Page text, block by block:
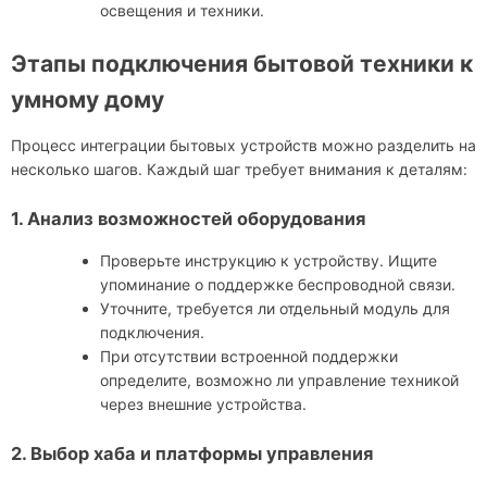
освещения и техники.
Этапы подключения бытовой техники к
умному дому
Процесс интеграции бытовых устройств можно разделить на
несколько шагов. Каждый шаг требует внимания к деталям:
1. Анализ возможностей оборудования
Проверьте инструкцию к устройству. Ищите
упоминание о поддержке беспроводной связи.
Уточните, требуется ли отдельный модуль для
подключения.
При отсутствии встроенной поддержки
определите, возможно ли управление техникой
через внешние устройства.
2. Выбор хаба и платформы управления